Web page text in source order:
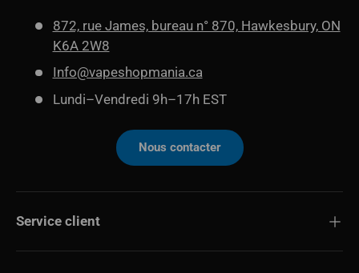
872, rue James, bureau n° 870, Hawkesbury, ON
K6A 2W8
Info@vapeshopmania.ca
Lundi–Vendredi 9h–17h EST
Nous contacter
Service client